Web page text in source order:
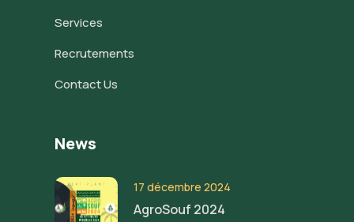
Services
Recrutements
Contact Us
News
17 décembre 2024
AgroSouf 2024